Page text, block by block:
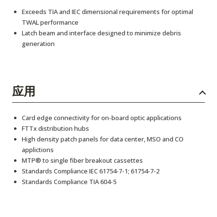
Exceeds TIA and IEC dimensional requirements for optimal
TWAL performance
Latch beam and interface designed to minimize debris
generation
应用
Card edge connectivity for on-board optic applications
FTTx distribution hubs
High density patch panels for data center, MSO and CO
applictions
MTP® to single fiber breakout cassettes
Standards Compliance IEC 61754-7-1; 61754-7-2
Standards Compliance TIA 604-5